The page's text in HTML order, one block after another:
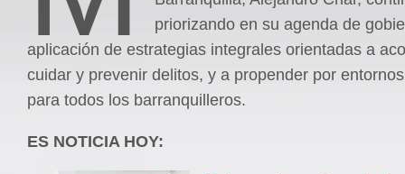
priorizando en su agenda de
aplicación de estrategias integrales orientadas a
cuidar y prevenir delitos, y a propender por
para todos los barranquilleros.
ES NOTICIA HOY: